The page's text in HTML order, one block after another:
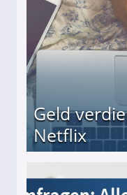
Geld
Netflix